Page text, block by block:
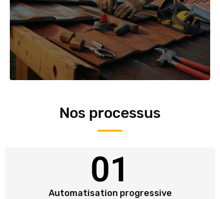
Nos processus
01
Automatisation progressive